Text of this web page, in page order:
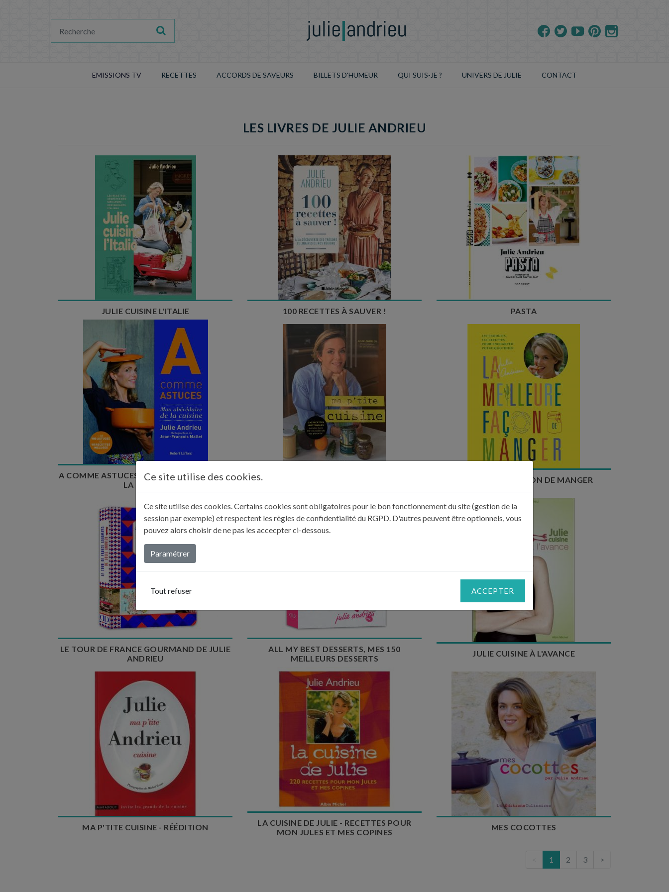
EMISSIONS TV RECETTES ACCORDS DE SAVEURS BILLETS D'HUMEUR QUI SUIS-JE ? UNIVERS DE JULIE CONTACT
LES LIVRES DE JULIE ANDRIEU
JULIE CUISINE L'ITALIE 100 RECETTES À SAUVER ! PASTA
A COMME ASTUCES - MON ABÉCÉDAIRE DE
LA CUISINE
LA MEILLEURE FAÇON DE MANGER
LE TOUR DE FRANCE GOURMAND DE JULIE
ANDRIEU
ALL MY BEST DESSERTS, MES 150
MEILLEURS DESSERTS
JULIE CUISINE À L'AVANCE
MA P'TITE CUISINE - RÉÉDITION
LA CUISINE DE JULIE - RECETTES POUR
MON JULES ET MES COPINES
MES COCOTTES
1 2 3 >
Ce site utilise des cookies.
Ce site utilise des cookies. Certains cookies sont obligatoires pour le bon fonctionnement du site (gestion de la
session par exemple) et respectent les règles de confidentialité du RGPD. D'autres peuvent être optionnels, vous
pouvez alors choisir de ne pas les accecpter ci-dessous.
Paramétrer
Tout refuser ACCEPTER